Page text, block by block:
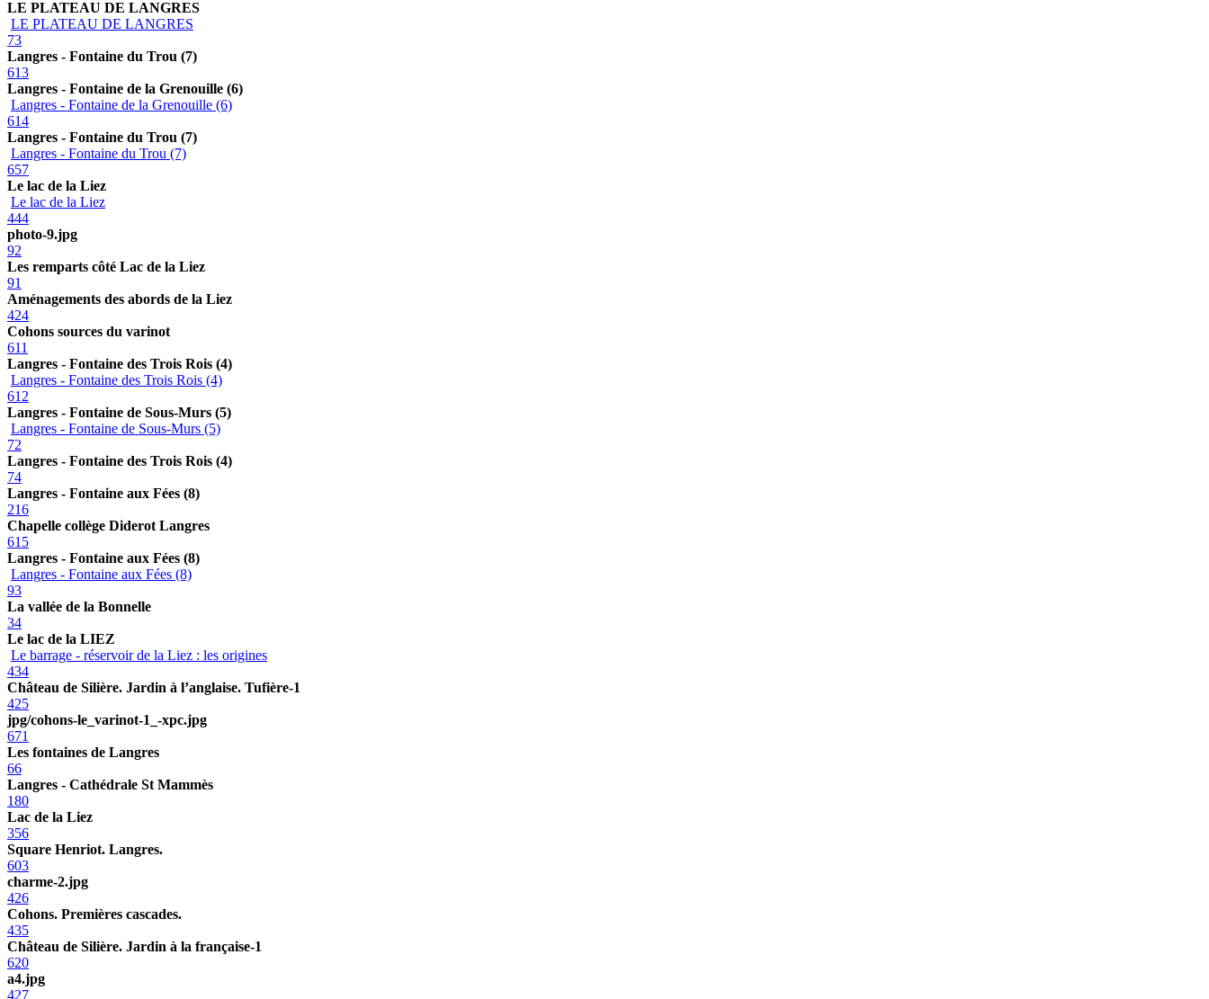
LE PLATEAU DE LANGRES
LE PLATEAU DE LANGRES
73
Langres - Fontaine du Trou (7)
613
Langres - Fontaine de la Grenouille (6)
Langres - Fontaine de la Grenouille (6)
614
Langres - Fontaine du Trou (7)
Langres - Fontaine du Trou (7)
657
Le lac de la Liez
Le lac de la Liez
444
photo-9.jpg
92
Les remparts côté Lac de la Liez
91
Aménagements des abords de la Liez
424
Cohons sources du varinot
611
Langres - Fontaine des Trois Rois (4)
Langres - Fontaine des Trois Rois (4)
612
Langres - Fontaine de Sous-Murs (5)
Langres - Fontaine de Sous-Murs (5)
72
Langres - Fontaine des Trois Rois (4)
74
Langres - Fontaine aux Fées (8)
216
Chapelle collège Diderot Langres
615
Langres - Fontaine aux Fées (8)
Langres - Fontaine aux Fées (8)
93
La vallée de la Bonnelle
34
Le lac de la LIEZ
Le barrage - réservoir de la Liez : les origines
434
Château de Silière. Jardin à l’anglaise. Tufière-1
425
jpg/cohons-le_varinot-1_-xpc.jpg
671
Les fontaines de Langres
66
Langres - Cathédrale St Mammès
180
Lac de la Liez
356
Square Henriot. Langres.
603
charme-2.jpg
426
Cohons. Premières cascades.
435
Château de Silière. Jardin à la française-1
620
a4.jpg
427